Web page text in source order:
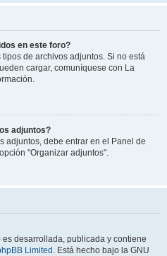
en este foro?
de archivos adjuntos. Si no está
cargar, comuníquese con La
adjuntos?
adjuntos, debe entrar en el Panel de
"Organizar adjuntos".
desarrollada, publicada y contiene
Limited . Está hecho bajo la GNU